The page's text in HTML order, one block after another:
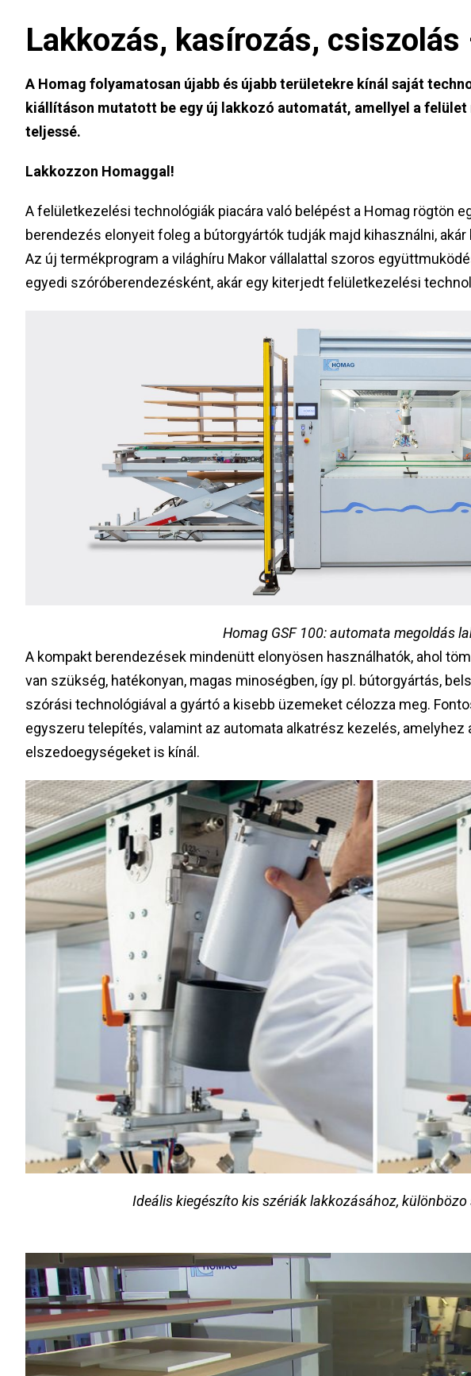
Lakkozás, kasírozás, csiszolás
A Homag folyamatosan újabb és újabb területekre kínál saját
kiállításon mutatott be egy új lakkozó automatát, amellyel a
teljessé.
Lakkozzon Homaggal!
A felületkezelési technológiák piacára való belépést a Homag rögtön
berendezés elonyeit foleg a bútorgyártók tudják majd kihasználni,
Az új termékprogram a világhíru Makor vállalattal szoros
egyedi szóróberendezésként, akár egy kiterjedt felületkezelési
Homag GSF 100: automata megoldás
A kompakt berendezések mindenütt elonyösen használhatók, ahol
van szükség, hatékonyan, magas minoségben, így pl. bútorgyártás,
szórási technológiával a gyártó a kisebb üzemeket célozza meg.
egyszeru telepítés, valamint az automata alkatrész kezelés, amelyhez
elszedoegységeket is kínál.
Ideális kiegészíto kis szériák lakkozásához,